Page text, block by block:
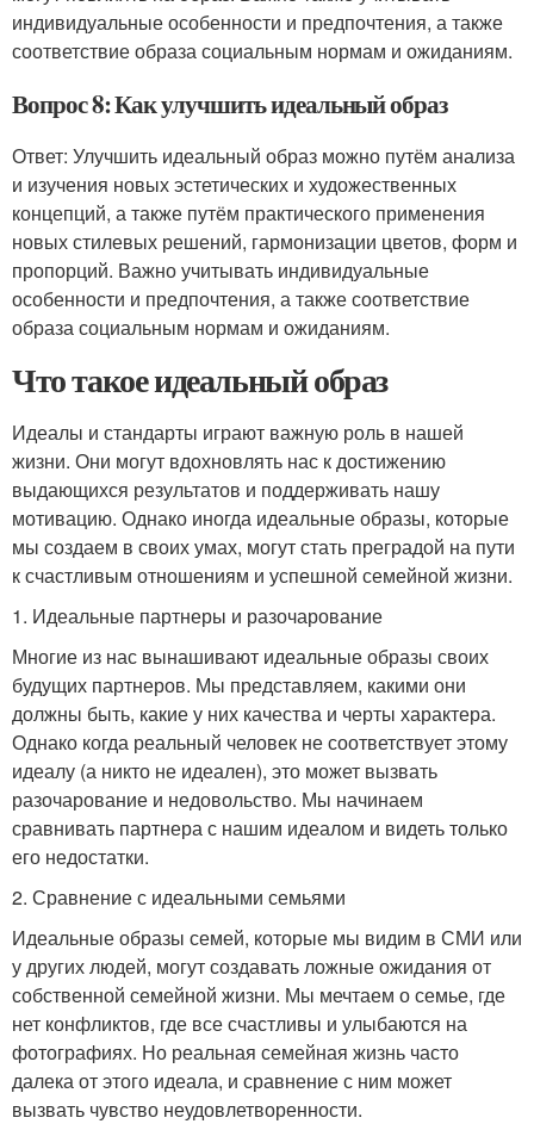
индивидуальные особенности и предпочтения, а также
соответствие образа социальным нормам и ожиданиям.
Вопрос 8: Как улучшить идеальный образ
Ответ: Улучшить идеальный образ можно путём анализа
и изучения новых эстетических и художественных
концепций, а также путём практического применения
новых стилевых решений, гармонизации цветов, форм и
пропорций. Важно учитывать индивидуальные
особенности и предпочтения, а также соответствие
образа социальным нормам и ожиданиям.
Что такое идеальный образ
Идеалы и стандарты играют важную роль в нашей
жизни. Они могут вдохновлять нас к достижению
выдающихся результатов и поддерживать нашу
мотивацию. Однако иногда идеальные образы, которые
мы создаем в своих умах, могут стать преградой на пути
к счастливым отношениям и успешной семейной жизни.
1. Идеальные партнеры и разочарование
Многие из нас вынашивают идеальные образы своих
будущих партнеров. Мы представляем, какими они
должны быть, какие у них качества и черты характера.
Однако когда реальный человек не соответствует этому
идеалу (а никто не идеален), это может вызвать
разочарование и недовольство. Мы начинаем
сравнивать партнера с нашим идеалом и видеть только
его недостатки.
2. Сравнение с идеальными семьями
Идеальные образы семей, которые мы видим в СМИ или
у других людей, могут создавать ложные ожидания от
собственной семейной жизни. Мы мечтаем о семье, где
нет конфликтов, где все счастливы и улыбаются на
фотографиях. Но реальная семейная жизнь часто
далека от этого идеала, и сравнение с ним может
вызвать чувство неудовлетворенности.